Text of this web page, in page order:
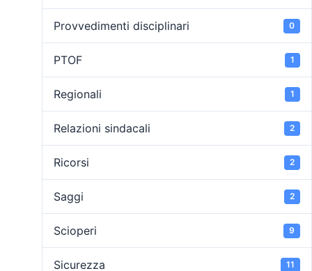
Provvedimenti disciplinari 0
PTOF 1
Regionali 1
Relazioni sindacali 2
Ricorsi 2
Saggi 2
Scioperi 9
Sicurezza 11